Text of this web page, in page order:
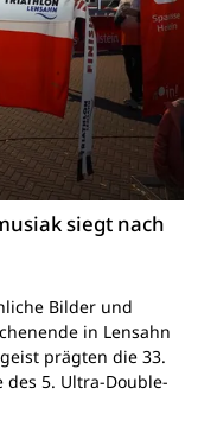
siegt nach
Bilder und
in Lensahn
prägten die 33.
des 5. Ultra-Double-